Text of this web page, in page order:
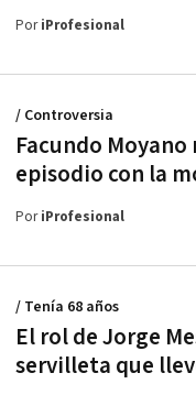
PoriProfesional
Facundo
episodio con la
/ Controversia
PoriProfesional
El rol de Jorge
servilleta que
/ Tenía 68 años